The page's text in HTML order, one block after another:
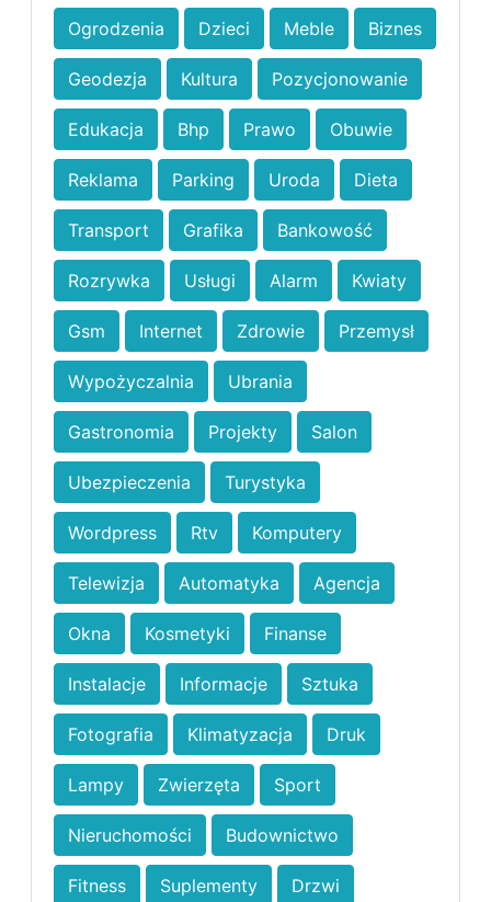
Ogrodzenia Dzieci Meble Biznes
Geodezja Kultura Pozycjonowanie
Edukacja Bhp Prawo Obuwie
Reklama Parking Uroda Dieta
Transport Grafika Bankowość
Rozrywka Usługi Alarm Kwiaty
Gsm Internet Zdrowie Przemysł
Wypożyczalnia Ubrania
Gastronomia Projekty Salon
Ubezpieczenia Turystyka
Wordpress Rtv Komputery
Telewizja Automatyka Agencja
Okna Kosmetyki Finanse
Instalacje Informacje Sztuka
Fotografia Klimatyzacja Druk
Lampy Zwierzęta Sport
Nieruchomości Budownictwo
Fitness Suplementy Drzwi